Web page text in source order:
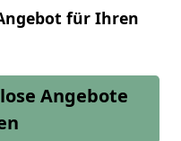
für Ihren
Angebote